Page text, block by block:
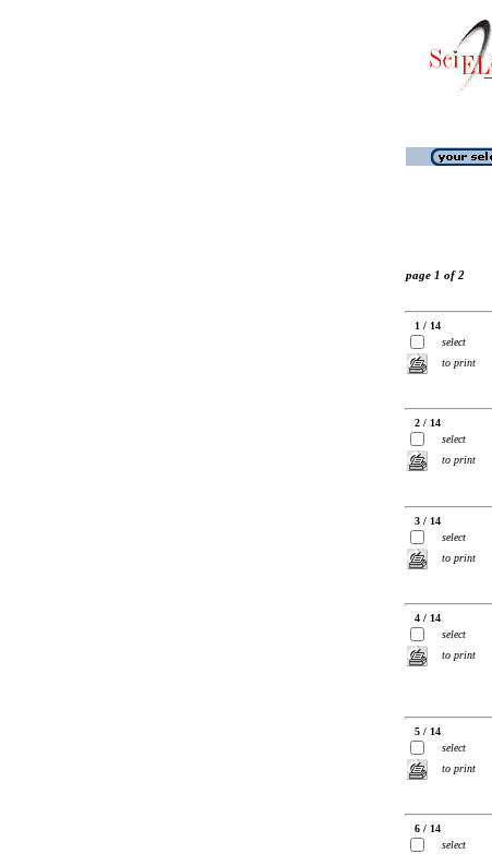
page 1 of 2
1 / 14
select
to print
2 / 14
select
to print
3 / 14
select
to print
4 / 14
select
to print
5 / 14
select
to print
6 / 14
select